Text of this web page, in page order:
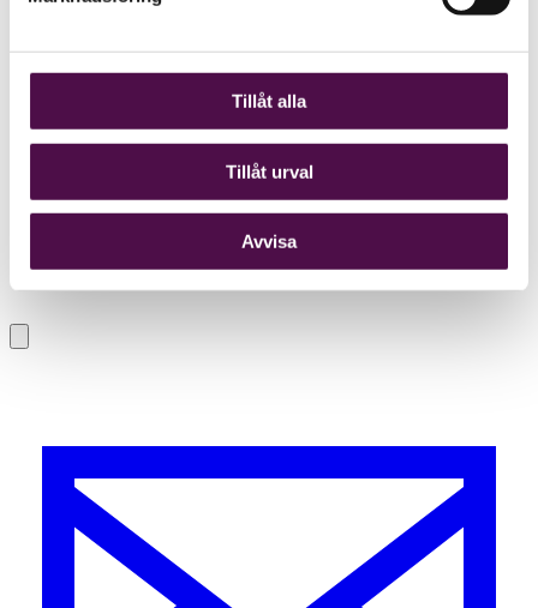
Tillåt alla
Tillåt urval
Avvisa